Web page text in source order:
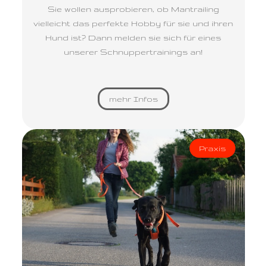
Sie wollen ausprobieren, ob Mantrailing
vielleicht das perfekte Hobby für sie und ihren
Hund ist? Dann melden sie sich für eines
unserer Schnuppertrainings an!
mehr Infos
Praxis